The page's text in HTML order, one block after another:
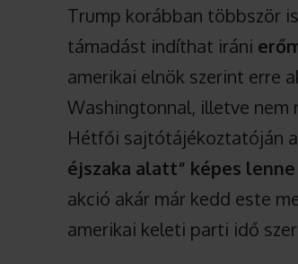
Trump korábban többször
támadást indíthat iráni
amerikai elnök szerint erre
Washingtonnal, illetve nem
Hétfői sajtótájékoztatóján
éjszaka alatt” képes
akció akár már kedd este
amerikai keleti parti idő